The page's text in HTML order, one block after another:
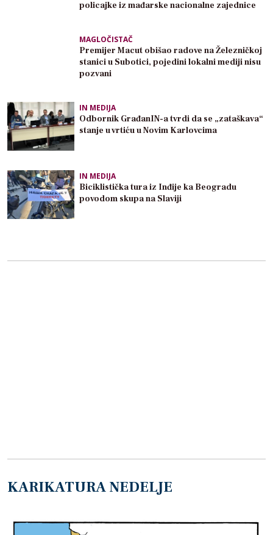
policajke iz mađarske nacionalne zajednice
MAGLOČISTAČ
Premijer Macut obišao radove na Železničkoj
stanici u Subotici, pojedini lokalni mediji nisu
pozvani
IN MEDIJA
Odbornik GrađanIN-a tvrdi da se „zataškava“
stanje u vrtiću u Novim Karlovcima
IN MEDIJA
Biciklistička tura iz Inđije ka Beogradu
povodom skupa na Slaviji
KARIKATURA NEDELJE